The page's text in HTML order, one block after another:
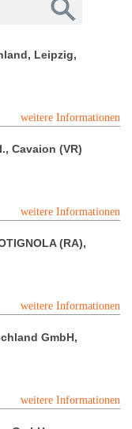
Leipzig,
weitere Informationen
Cavaion (VR)
weitere Informationen
(RA),
weitere Informationen
GmbH,
weitere Informationen